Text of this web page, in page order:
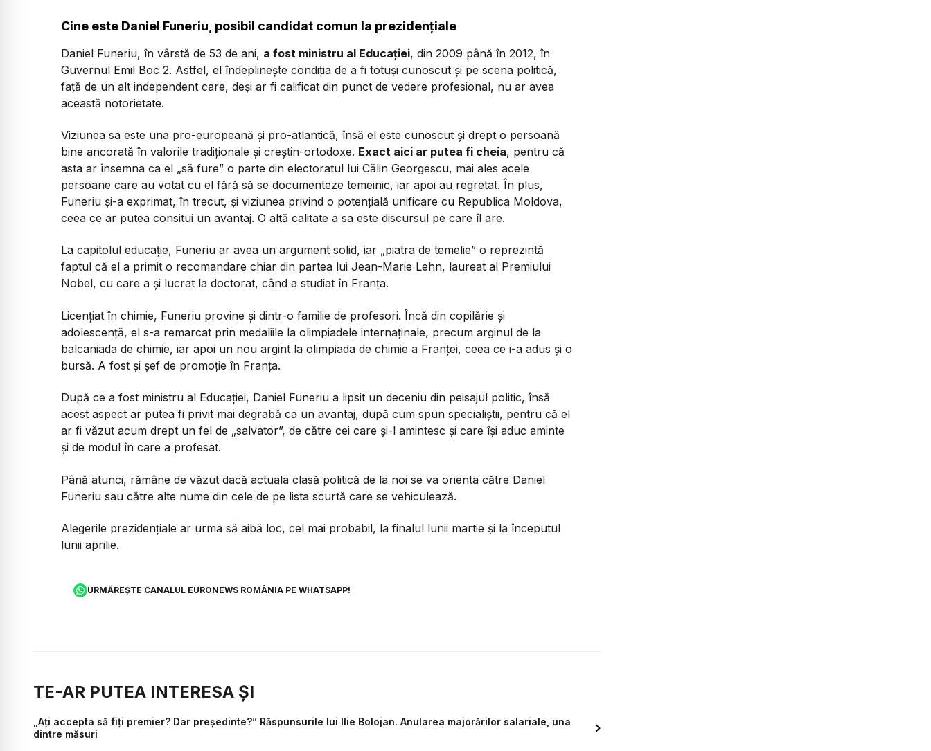
Cine este Daniel Funeriu, posibil candidat comun la prezidențiale
Daniel Funeriu, în vârstă de 53 de ani, a fost ministru al Educației, din 2009 până în 2012, în
Guvernul Emil Boc 2. Astfel, el îndeplinește condiția de a fi totuși cunoscut și pe scena politică,
față de un alt independent care, deși ar fi calificat din punct de vedere profesional, nu ar avea
această notorietate.
Viziunea sa este una pro-europeană și pro-atlantică, însă el este cunoscut și drept o persoană
bine ancorată în valorile tradiționale și creștin-ortodoxe. Exact aici ar putea fi cheia, pentru că
asta ar însemna ca el „să fure” o parte din electoratul lui Călin Georgescu, mai ales acele
persoane care au votat cu el fără să se documenteze temeinic, iar apoi au regretat. În plus,
Funeriu și-a exprimat, în trecut, și viziunea privind o potențială unificare cu Republica Moldova,
ceea ce ar putea consitui un avantaj. O altă calitate a sa este discursul pe care îl are.
La capitolul educație, Funeriu ar avea un argument solid, iar „piatra de temelie” o reprezintă
faptul că el a primit o recomandare chiar din partea lui Jean-Marie Lehn, laureat al Premiului
Nobel, cu care a și lucrat la doctorat, când a studiat în Franța.
Licențiat în chimie, Funeriu provine și dintr-o familie de profesori. Încă din copilărie și
adolescență, el s-a remarcat prin medaliile la olimpiadele internaținale, precum arginul de la
balcaniada de chimie, iar apoi un nou argint la olimpiada de chimie a Franței, ceea ce i-a adus și o
bursă. A fost și șef de promoție în Franța.
După ce a fost ministru al Educației, Daniel Funeriu a lipsit un deceniu din peisajul politic, însă
acest aspect ar putea fi privit mai degrabă ca un avantaj, după cum spun specialiștii, pentru că el
ar fi văzut acum drept un fel de „salvator”, de către cei care și-l amintesc și care își aduc aminte
și de modul în care a profesat.
Până atunci, rămâne de văzut dacă actuala clasă politică de la noi se va orienta către Daniel
Funeriu sau către alte nume din cele de pe lista scurtă care se vehiculează.
Alegerile prezidențiale ar urma să aibă loc, cel mai probabil, la finalul lunii martie și la începutul
lunii aprilie.
URMĂREȘTE CANALUL EURONEWS ROMÂNIA PE WHATSAPP!
TE-AR PUTEA INTERESA ȘI
„Ați accepta să fiți premier? Dar președinte?” Răspunsurile lui Ilie Bolojan. Anularea majorărilor salariale, una
dintre măsuri